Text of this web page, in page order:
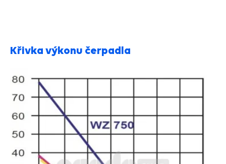
Křivka výkonu čerpadla